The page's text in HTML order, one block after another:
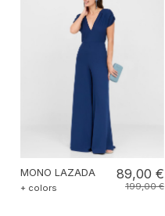
MONO LAZADA
+ colors
89,00 €
199,00 €